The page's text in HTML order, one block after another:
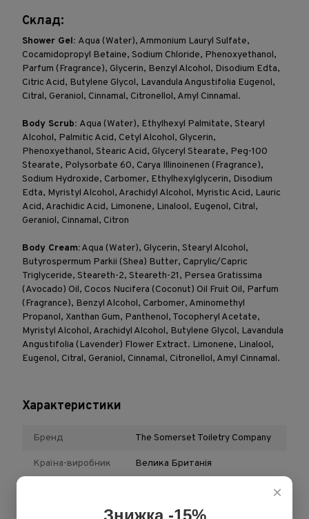
Склад:
Shower Gel: Aqua (Water), Ammonium Lauryl Sulfate,
Cocamidopropyl Betaine, Sodium Chloride, Phenoxyethanol,
Parfum (Fragrance), Glycerin, Benzyl Alcohol, Disodium Edta,
Citric Acid, Butylene Glycol, Lavandula Angustifolia Eugenol,
Citral, Geraniol, Cinnamal, Citronellol, Amyl Cinnamal.
Body Scrub: Aqua (Water), Ethylhexyl Palmitate, Stearyl
Alcohol, Palmitic Acid, Cetyl Alcohol, Glycerin,
Phenoxyethanol, Stearic Acid, Glyceryl Stearate, Peg-100
Stearate, Polysorbate 60, Carya Illinoinenen (Fragrance),
Sodium Hydroxide, Carbomer, Ethylhexylglycerin, Disodium
Edta, Myristyl Alcohol, Arachidyl Alcohol, Myristic Acid, Lauric
Acid, Arachidic Acid, Limonene, Linalool, Eugenol, Citral,
Geraniol, Cinnamal, Citron
Body Cream:Aqua (Water), Glycerin, Stearyl Alcohol,
Butyrospermum Parkii (Shea) Butter, Caprylic/Capric
Triglyceride, Steareth-2, Steareth-21, Persea Gratissima
(Avocado) Oil, Cocos Nucifera (Coconut) Oil Fruit Oil, Parfum
(Fragrance), Benzyl Alcohol, Carbomer, Aminomethyl
Propanol, Xanthan Gum, Panthenol, Tocopheryl Acetate,
Myristyl Alcohol, Arachidyl Alcohol, Butylene Glycol, Lavandula
Angustifolia (Lavender) Flower Extract. Limonene, Linalool,
Eugenol, Citral, Geraniol, Cinnamal, Citronellol, Amyl Cinnamal.
Характеристики
Бренд The Somerset Toiletry Company
Країна-виробник Велика Британія
×
Знижка -15%